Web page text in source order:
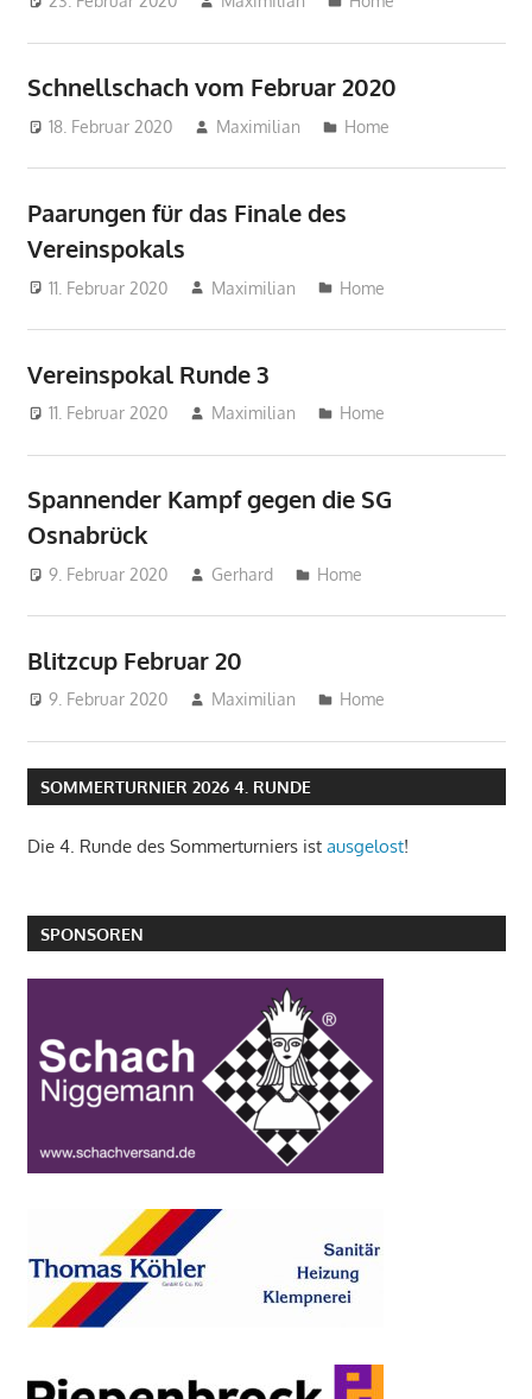
Schnellschach vom Februar 2020
18. Februar 2020 Maximilian Home
Paarungen für das Finale des
Vereinspokals
11. Februar 2020 Maximilian Home
Vereinspokal Runde 3
11. Februar 2020 Maximilian Home
Spannender Kampf gegen die SG
Osnabrück
9. Februar 2020 Gerhard Home
Blitzcup Februar 20
9. Februar 2020 Maximilian Home
SOMMERTURNIER 2026 4. RUNDE
Die 4. Runde des Sommerturniers ist ausgelost!
SPONSOREN